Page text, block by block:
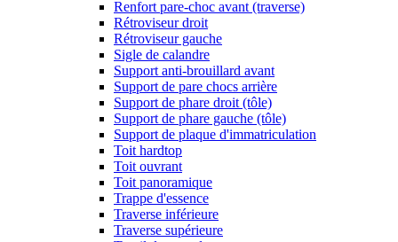
Renfort pare-choc avant (traverse)
Rétroviseur droit
Rétroviseur gauche
Sigle de calandre
Support anti-brouillard avant
Support de pare chocs arrière
Support de phare droit (tôle)
Support de phare gauche (tôle)
Support de plaque d'immatriculation
Toit hardtop
Toit ouvrant
Toit panoramique
Trappe d'essence
Traverse inférieure
Traverse supérieure